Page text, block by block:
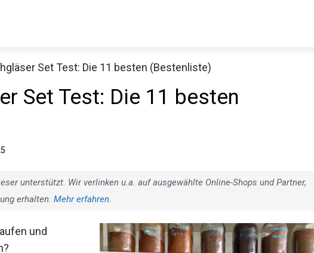
Set Test: Die 11 besten (Bestenliste)
Set Test: Die 11 besten
unterstützt. Wir verlinken u.a. auf ausgewählte Online-Shops und Partner,
erhalten. Mehr erfahren.
und